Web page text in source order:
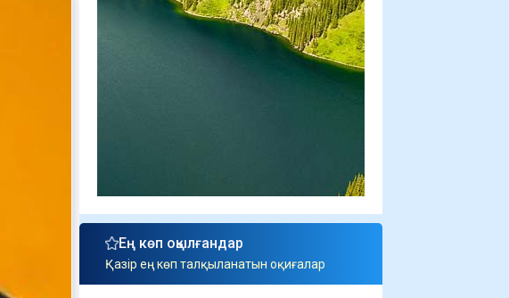
Ең көп оқылғандар
Қазір ең көп талқыланатын оқиғалар